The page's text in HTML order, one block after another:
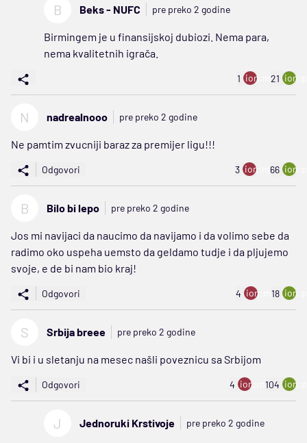
B Beks - NUFC pre preko 2 godine
Birmingem je u finansijskoj dubiozi. Nema para,
nema kvalitetnih igrača.
1 ion:minus
21
N nadrealnooo pre preko 2 godine
Ne pamtim zvucniji baraz za premijer ligu!!!
Odgovori 3 ion:minus
66
B Bilo bi lepo pre preko 2 godine
Jos mi navijaci da naucimo da navijamo i da volimo sebe da
radimo oko uspeha uemsto da geldamo tudje i da pljujemo
svoje, e de bi nam bio kraj!
Odgovori 4 ion:minus
18
S Srbija breee pre preko 2 godine
Vi bi i u sletanju na mesec našli poveznicu sa Srbijom
Odgovori 4 ion:minus
104
J Jednoruki Krstivoje pre preko 2 godine